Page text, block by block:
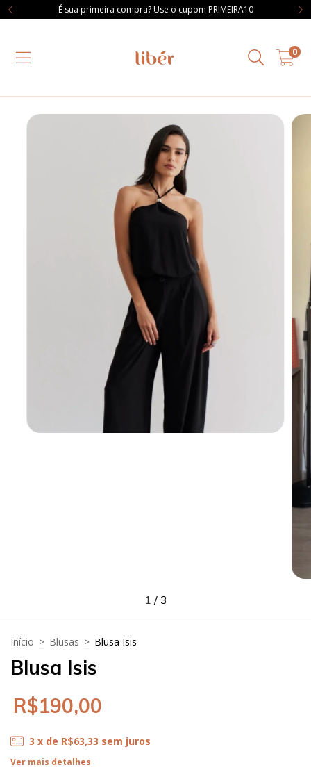
É sua primeira compra? Use o cupom PRIMEIRA10
0
1 / 3
Início > Blusas > Blusa Isis
Blusa Isis
R$190,00
3 x de R$63,33 sem juros
Ver mais detalhes